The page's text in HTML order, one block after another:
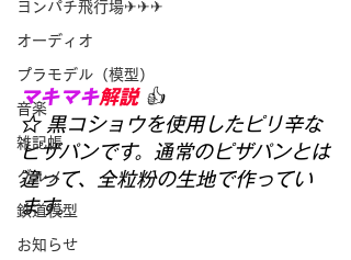
ヨンパチ飛行場✈✈✈
オーディオ
プラモデル（模型）
音楽
雑記帳
グルメ
鉄道模型
お知らせ
マキマキ解説 👍
☆ 黒コショウを使用したピリ辛な
ピザパンです。通常のピザパンとは
違って、全粒粉の生地で作ってい
ます。